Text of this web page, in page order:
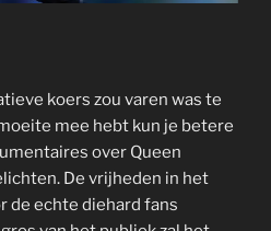
koers zou varen was te
mee hebt kun je betere
over Queen
De vrijheden in het
de echte diehard fans